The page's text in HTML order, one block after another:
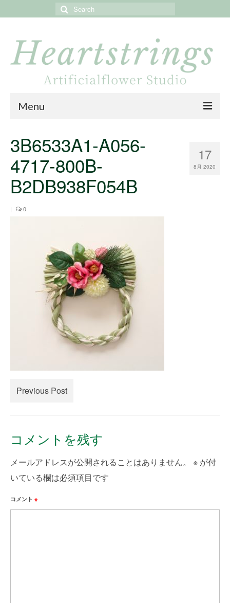
Search
Menu
About
Portfolio
minne
How to Order
Contact Us
17
8月 2020
3B6533A1-A056-
4717-800B-
B2DB938F054B
| 0
Previous Post
コメントを残す
メールアドレスが公開されることはありません。 ※ が付
いている欄は必須項目です
コメント ※